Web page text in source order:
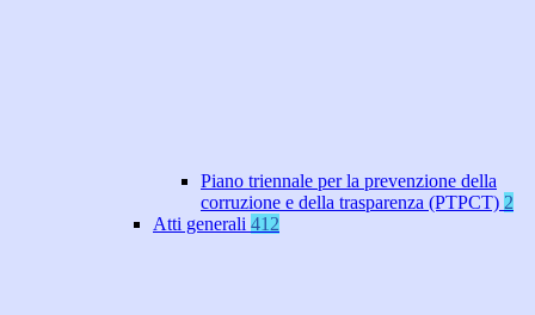
Piano triennale per la prevenzione della
corruzione e della trasparenza (PTPCT) 2
Atti generali 412